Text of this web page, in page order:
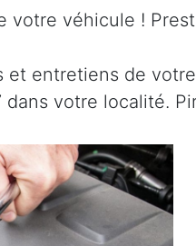
votre véhicule !
et entretiens de
votre localité.